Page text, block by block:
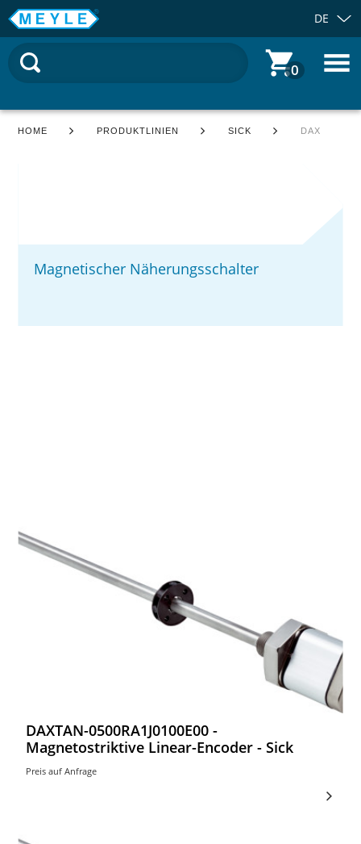
DE
0
HOME PRODUKTLINIEN SICK DAX
Magnetischer Näherungsschalter
DAXTAN-0500RA1J0100E00 -
Magnetostriktive Linear-Encoder - Sick
Preis auf Anfrage